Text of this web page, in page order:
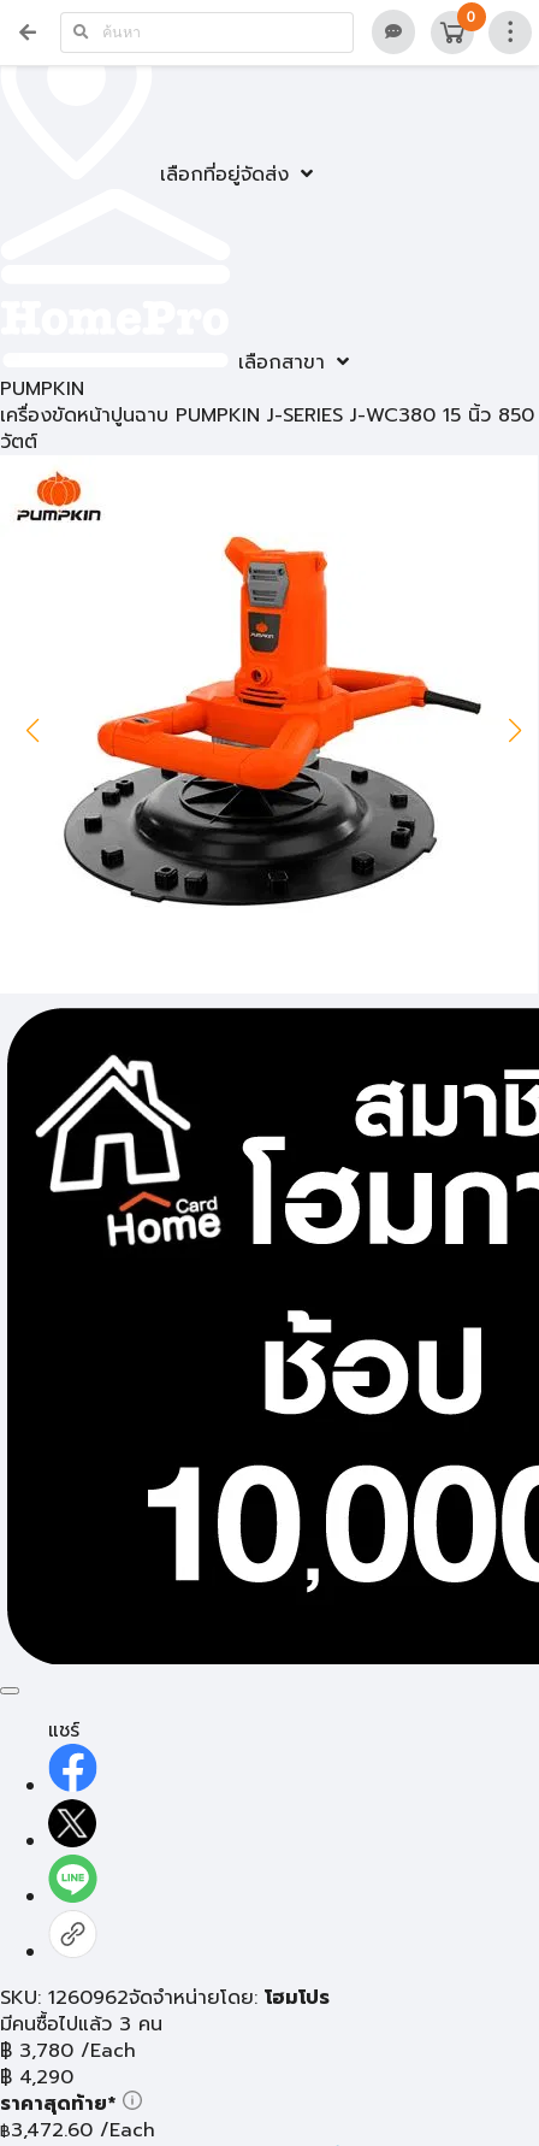
เลือกที่อยู่จัดส่ง
เลือกสาขา
0
PUMPKIN
เครื่องขัดหน้าปูนฉาบ PUMPKIN J-SERIES J-WC380 15 นิ้ว 850
วัตต์
แชร์
SKU: 1260962จัดจำหน่ายโดย: โฮมโปร
มีคนซื้อไปแล้ว 3 คน
฿ 3,780 /Each
฿ 4,290
ราคาสุดท้าย*
฿3,472.60 /Each